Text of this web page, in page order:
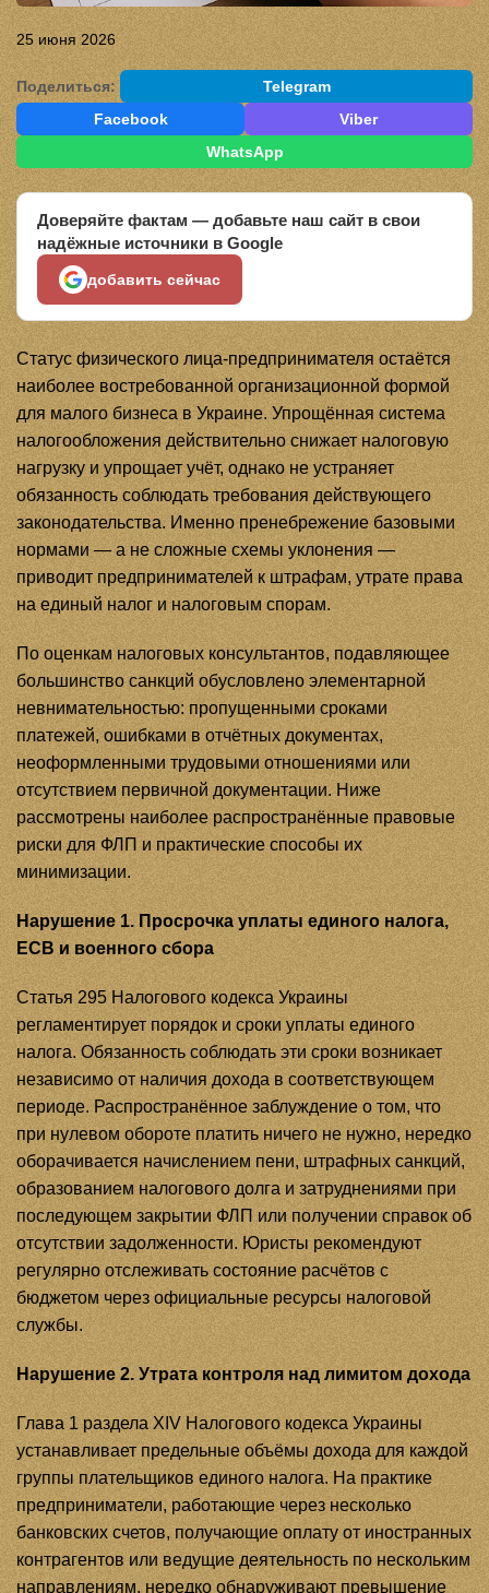
25 июня 2026
Поделиться:
Telegram
Facebook
Viber
WhatsApp
Доверяйте фактам — добавьте наш сайт в свои
надёжные источники в Google
добавить сейчас
Статус физического лица-предпринимателя остаётся
наиболее востребованной организационной формой
для малого бизнеса в Украине. Упрощённая система
налогообложения действительно снижает налоговую
нагрузку и упрощает учёт, однако не устраняет
обязанность соблюдать требования действующего
законодательства. Именно пренебрежение базовыми
нормами — а не сложные схемы уклонения —
приводит предпринимателей к штрафам, утрате права
на единый налог и налоговым спорам.
По оценкам налоговых консультантов, подавляющее
большинство санкций обусловлено элементарной
невнимательностью: пропущенными сроками
платежей, ошибками в отчётных документах,
неоформленными трудовыми отношениями или
отсутствием первичной документации. Ниже
рассмотрены наиболее распространённые правовые
риски для ФЛП и практические способы их
минимизации.
Нарушение 1. Просрочка уплаты единого налога,
ЕСВ и военного сбора
Статья 295 Налогового кодекса Украины
регламентирует порядок и сроки уплаты единого
налога. Обязанность соблюдать эти сроки возникает
независимо от наличия дохода в соответствующем
периоде. Распространённое заблуждение о том, что
при нулевом обороте платить ничего не нужно, нередко
оборачивается начислением пени, штрафных санкций,
образованием налогового долга и затруднениями при
последующем закрытии ФЛП или получении справок об
отсутствии задолженности. Юристы рекомендуют
регулярно отслеживать состояние расчётов с
бюджетом через официальные ресурсы налоговой
службы.
Нарушение 2. Утрата контроля над лимитом дохода
Глава 1 раздела XIV Налогового кодекса Украины
устанавливает предельные объёмы дохода для каждой
группы плательщиков единого налога. На практике
предприниматели, работающие через несколько
банковских счетов, получающие оплату от иностранных
контрагентов или ведущие деятельность по нескольким
направлениям, нередко обнаруживают превышение